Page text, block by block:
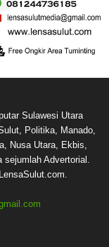
Sulawesi Utara
Politika, Manado,
Nusa Utara, Ekbis,
Advertorial.